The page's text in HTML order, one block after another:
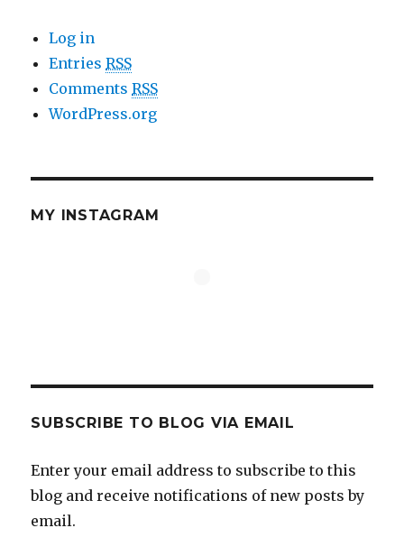
Log in
EntriesRSS
CommentsRSS
WordPress.org
MY INSTAGRAM
SUBSCRIBE TO BLOG VIA EMAIL
Enter your email address to subscribe to this
blog and receive notifications of new posts by
email.